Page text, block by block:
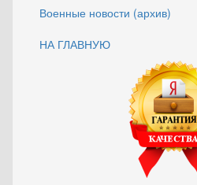
Военные новости (архив)
НА ГЛАВНУЮ